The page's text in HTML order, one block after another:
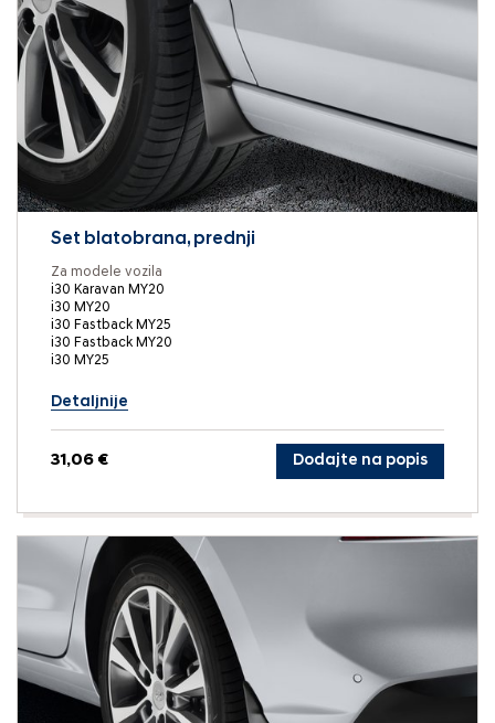
Set blatobrana, prednji
Za modele vozila
i30 Karavan MY20
i30 MY20
i30 Fastback MY25
i30 Fastback MY20
i30 MY25
Detaljnije
31,06 € Dodajte na popis